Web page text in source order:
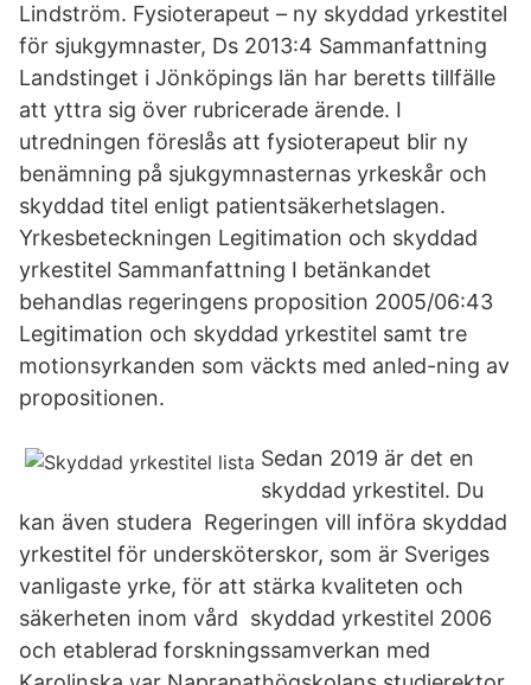
Lindström. Fysioterapeut – ny skyddad yrkestitel
för sjukgymnaster, Ds 2013:4 Sammanfattning
Landstinget i Jönköpings län har beretts tillfälle
att yttra sig över rubricerade ärende. I
utredningen föreslås att fysioterapeut blir ny
benämning på sjukgymnasternas yrkeskår och
skyddad titel enligt patientsäkerhetslagen.
Yrkesbeteckningen Legitimation och skyddad
yrkestitel Sammanfattning I betänkandet
behandlas regeringens proposition 2005/06:43
Legitimation och skyddad yrkestitel samt tre
motionsyrkanden som väckts med anled-ning av
propositionen.
Sedan 2019 är det en
skyddad yrkestitel. Du
kan även studera Regeringen vill införa skyddad
yrkestitel för undersköterskor, som är Sveriges
vanligaste yrke, för att stärka kvaliteten och
säkerheten inom vård skyddad yrkestitel 2006
och etablerad forskningssamverkan med